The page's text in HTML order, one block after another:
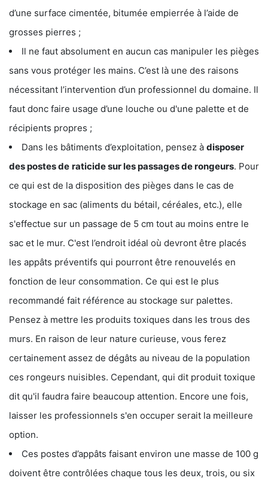
d’une surface cimentée, bitumée empierrée à l’aide de
grosses pierres ;
Il ne faut absolument en aucun cas manipuler les pièges
sans vous protéger les mains. C’est là une des raisons
nécessitant l’intervention d’un professionnel du domaine. Il
faut donc faire usage d’une louche ou d'une palette et de
récipients propres ;
Dans les bâtiments d’exploitation, pensez à disposer
des postes de raticide sur les passages de rongeurs. Pour
ce qui est de la disposition des pièges dans le cas de
stockage en sac (aliments du bétail, céréales, etc.), elle
s'effectue sur un passage de 5 cm tout au moins entre le
sac et le mur. C'est l’endroit idéal où devront être placés
les appâts préventifs qui pourront être renouvelés en
fonction de leur consommation. Ce qui est le plus
recommandé fait référence au stockage sur palettes.
Pensez à mettre les produits toxiques dans les trous des
murs. En raison de leur nature curieuse, vous ferez
certainement assez de dégâts au niveau de la population
ces rongeurs nuisibles. Cependant, qui dit produit toxique
dit qu'il faudra faire beaucoup attention. Encore une fois,
laisser les professionnels s'en occuper serait la meilleure
option.
Ces postes d’appâts faisant environ une masse de 100 g
doivent être contrôlées chaque tous les deux, trois, ou six